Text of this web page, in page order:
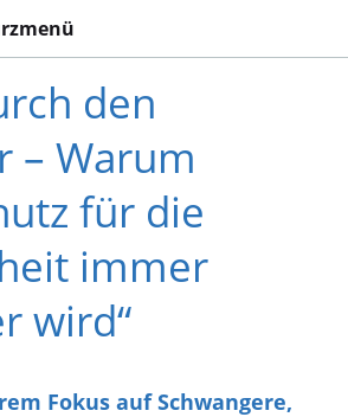
den
– Warum
für die
immer
wird“
Fokus auf Schwangere,